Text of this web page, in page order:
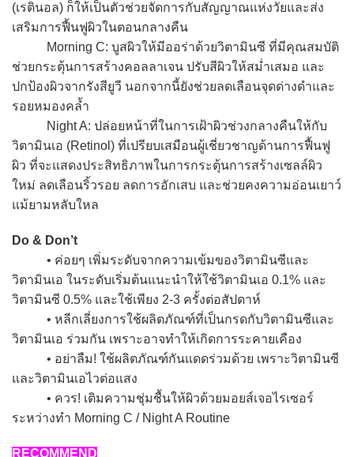
(เรตินอล) ก็ให้เป็นตัวช่วยจัดการกับสัญญาณแห่งวัยและส่ง
เสริมการฟื้นฟูผิวในตอนกลางคืน
Morning C: บูสผิวให้มีออร่าด้วยวิตามินซี ที่มีคุณสมบัติ
ช่วยกระตุ้นการสร้างคอลลาเจน ปรับสีผิวให้สม่ำเสมอ และ
ปกป้องผิวจากรังสียูวี นอกจากนี้ยังช่วยลดเลือนจุดด่างดำและ
รอยหมองคล้ำ
Night A: ปล่อยหน้าที่ในการเฝ้าผิวช่วงกลางคืนให้กับ
วิตามินเอ (Retinol) ที่เปรียบเสมือนผู้เชี่ยวชาญด้านการฟื้นฟู
ผิว ที่จะแสดงประสิทธิภาพในการกระตุ้นการสร้างเซลล์ผิว
ใหม่ ลดเลือนริ้วรอย ลดการอักเสบ และช่วยคงความอ่อนเยาว์
แม้ยามหลับใหล
Do & Don’t
• ค่อยๆ เพิ่มระดับจากความเข้มของวิตามินซีและ
วิตามินเอ ในระดับเริ่มต้นแนะนำให้ใช้วิตามินเอ 0.1% และ
วิตามินซี 0.5% และใช้เพียง 2-3 ครั้งต่อสัปดาห์
• หลีกเลี่ยงการใช้ผลิตภัณฑ์ที่เป็นกรดกับวิตามินซีและ
วิตามินเอ ร่วมกัน เพราะอาจทำให้เกิดการระคายเคือง
• อย่าลืม! ใช้ผลิตภัณฑ์กันแดดร่วมด้วย เพราะวิตามินซี
และวิตามินเอไวต่อแสง
• ควร! เติมความชุ่มชื้นให้ผิวด้วยมอยส์เจอไรเซอร์
ระหว่างทำ Morning C / Night A Routine
RECOMMEND